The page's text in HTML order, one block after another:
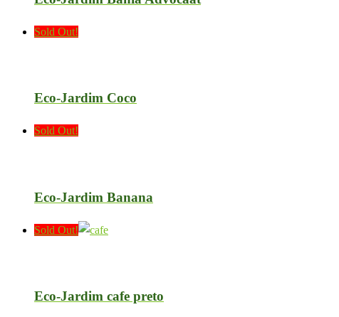
Sold Out!
Eco-Jardim Coco
Sold Out!
Eco-Jardim Banana
Sold Out!
Eco-Jardim cafe preto